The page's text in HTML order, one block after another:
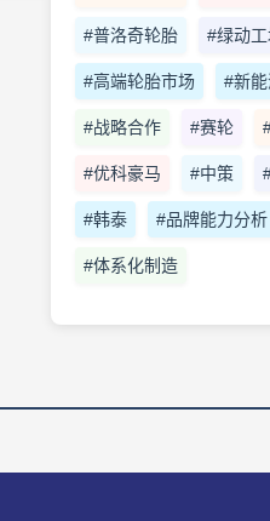
#普洛奇轮胎 #绿动
#高端轮胎市场 #新
#战略合作 #赛轮
#优科豪马 #中策
#韩泰 #品牌能力分析
#体系化制造